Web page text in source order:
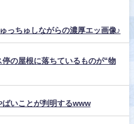
っちゅしながらの濃厚エッ画像♪
の屋根に落ちているものが“物
ばいことが判明するwww